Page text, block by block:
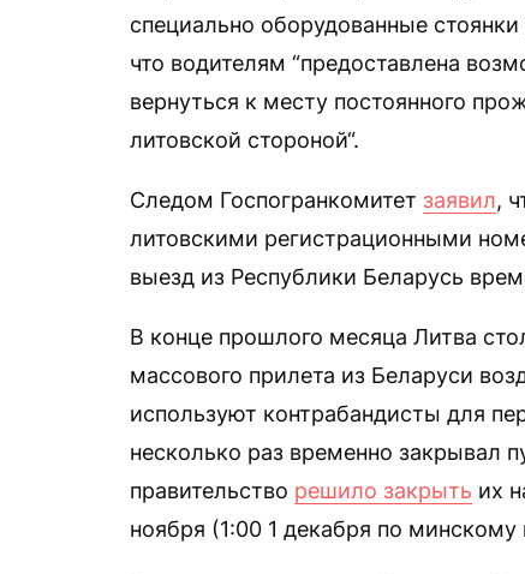
специально оборудованные
что водителям “предоставлена
вернуться к месту постоянного
литовской стороной“.
Следом Госпогранкомитет заявил,
литовскими регистрационными
выезд из Республики Беларусь
В конце прошлого месяца Литва
массового прилета из Беларуси
используют контрабандисты для
несколько раз временно закрывал
правительство решило закрыть их
ноября (1:00 1 декабря по